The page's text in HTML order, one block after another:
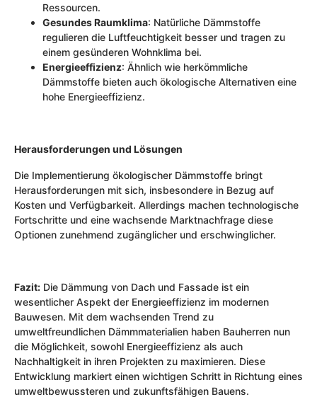
Ressourcen.
Gesundes Raumklima: Natürliche Dämmstoffe
regulieren die Luftfeuchtigkeit besser und tragen zu
einem gesünderen Wohnklima bei.
Energieeffizienz: Ähnlich wie herkömmliche
Dämmstoffe bieten auch ökologische Alternativen eine
hohe Energieeffizienz.
Herausforderungen und Lösungen
Die Implementierung ökologischer Dämmstoffe bringt
Herausforderungen mit sich, insbesondere in Bezug auf
Kosten und Verfügbarkeit. Allerdings machen technologische
Fortschritte und eine wachsende Marktnachfrage diese
Optionen zunehmend zugänglicher und erschwinglicher.
Fazit: Die Dämmung von Dach und Fassade ist ein
wesentlicher Aspekt der Energieeffizienz im modernen
Bauwesen. Mit dem wachsenden Trend zu
umweltfreundlichen Dämmmaterialien haben Bauherren nun
die Möglichkeit, sowohl Energieeffizienz als auch
Nachhaltigkeit in ihren Projekten zu maximieren. Diese
Entwicklung markiert einen wichtigen Schritt in Richtung eines
umweltbewussteren und zukunftsfähigen Bauens.